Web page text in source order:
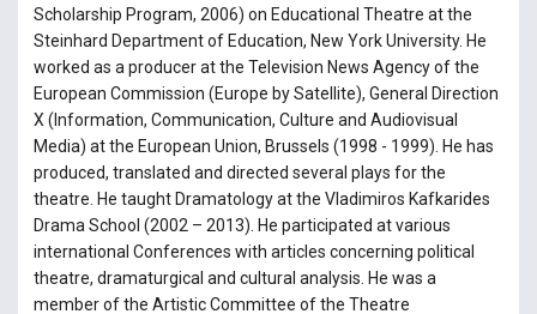
Scholarship Program, 2006) on Educational Theatre at the
Steinhard Department of Education, New York University. He
worked as a producer at the Television News Agency of the
European Commission (Europe by Satellite), General Direction
X (Information, Communication, Culture and Audiovisual
Media) at the European Union, Brussels (1998 - 1999). He has
produced, translated and directed several plays for the
theatre. He taught Dramatology at the Vladimiros Kafkarides
Drama School (2002 – 2013). He participated at various
international Conferences with articles concerning political
theatre, dramaturgical and cultural analysis. He was a
member of the Artistic Committee of the Theatre